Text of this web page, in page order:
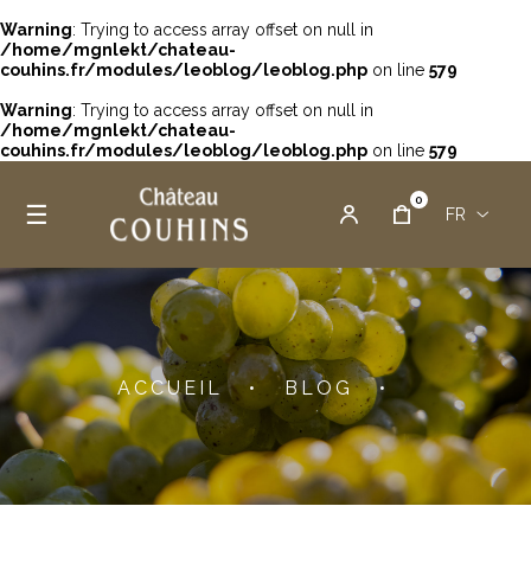
Warning: Trying to access array offset on null in
/home/mgnlekt/chateau-
couhins.fr/modules/leoblog/leoblog.php on line 579
Warning: Trying to access array offset on null in
/home/mgnlekt/chateau-
couhins.fr/modules/leoblog/leoblog.php on line 579
Basculer la navigation
☰ 0
FR
ACCUEIL • BLOG •